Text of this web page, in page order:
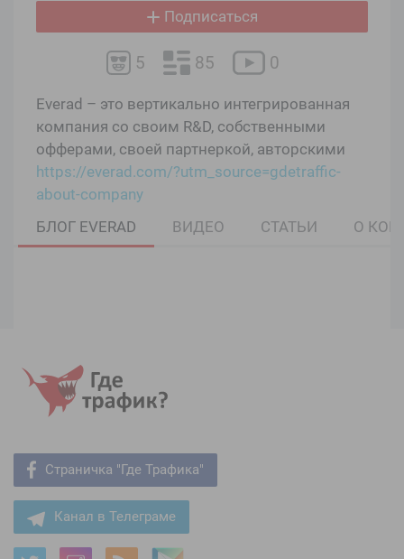
Подписаться
5 85 0
Everad – это вертикально интегрированная
компания со своим R&D, собственными
офферами, своей партнеркой, авторскими
промо, собственным КЦ и своей логистикой.
https://everad.com/?utm_source=gdetraffic-
about-company
БЛОГ EVERAD
ВИДЕО СТАТЬИ О
Страничка "Где Трафика"
Канал в Телеграме